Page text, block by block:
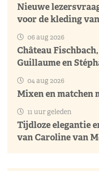
Nieuwe
voor de kleding
06 aug 2026
Château
Guillaume en
04 aug 2026
Mixen en matchen
11 uur geleden
Tijdloze elegantie
van Caroline van